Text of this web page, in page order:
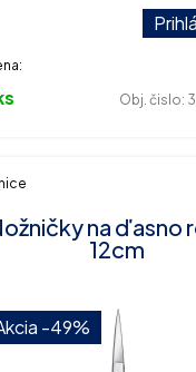
Obj. čislo:
na ďasno
12cm
-49%